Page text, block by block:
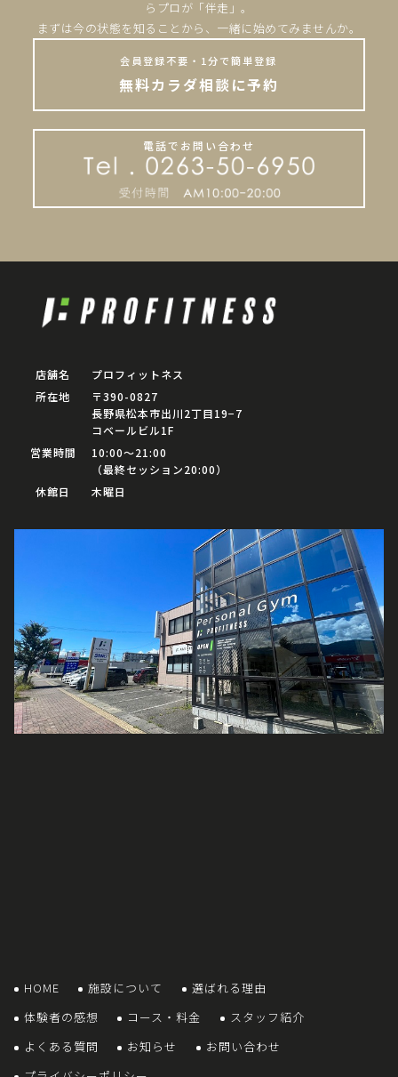
らプロが「伴走」。
まずは今の状態を知ることから、一緒に始めてみませんか。
会員登録不要・1分で簡単登録
無料カラダ相談に予約
電話でお問い合わせ
店舗名
プロフィットネス
所在地
〒390-0827
長野県松本市出川2丁目19−7
コベールビル1F
営業時間
10:00〜21:00
（最終セッション20:00）
休館日
木曜日
HOME 施設について
選ばれる理由
体験者の感想
コース・料金
スタッフ紹介
よくある質問
お知らせ
お問い合わせ